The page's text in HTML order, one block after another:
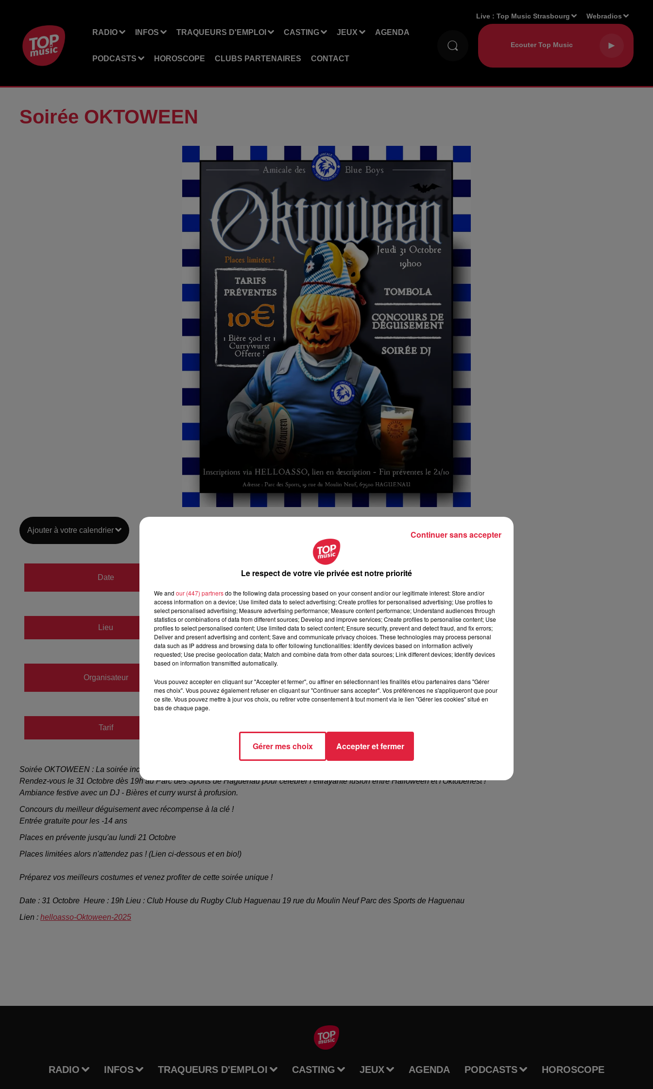
RADIO INFOS TRAQUEURS D'EMPLOI CASTING JEUX AGENDA
PODCASTS HOROSCOPE CLUBS PARTENAIRES CONTACT
Live :Top Music Strasbourg Webradios
Soirée OKTOWEEN
Ajouter à votre calendrier
Date
31 octobre 2024 à 19h00
Lieu
Club House du Rugby Club Haguenau - 19 rue du Moulin Neuf - Parc des Sports
67500 Haguenau
Organisateur
RUGBY CLUB HAGUENAU
https://www.facebook.com/profile.php?id=61565062372901
Tarif
Soirée OKTOWEEN : La soirée incontournable revient !
Rendez-vous le 31 Octobre dès 19h au Parc des Sports de Haguenau pour célébrer l’effrayante fusion entre Halloween et l'Oktoberfest !
Ambiance festive avec un DJ - Bières et curry wurst à profusion.
Concours du meilleur déguisement avec récompense à la clé !
Entrée gratuite pour les -14 ans
Places en prévente jusqu'au lundi 21 Octobre
Places limitées alors n'attendez pas ! (Lien ci-dessous et en bio!)
Préparez vos meilleurs costumes et venez profiter de cette soirée unique !
Date : 31 Octobre Heure : 19h Lieu : Club House du Rugby Club Haguenau 19 rue du Moulin Neuf Parc des Sports de Haguenau
Lien : helloasso-Oktoween-2025
RADIO INFOS TRAQUEURS D'EMPLOI CASTING JEUX AGENDA PODCASTS HOROSCOPE
Le respect de votre vie privée est notre priorité
We and our (447) partnersdo the following data processing based on your consent and/or our legitimate interest: Store and/or
access information on a device; Use limited data to select advertising; Create profiles for personalised advertising; Use profiles to
select personalised advertising; Measure advertising performance; Measure content performance; Understand audiences through
statistics or combinations of data from different sources; Develop and improve services; Create profiles to personalise content; Use
profiles to select personalised content; Use limited data to select content; Ensure security, prevent and detect fraud, and fix errors;
Deliver and present advertising and content; Save and communicate privacy choices. These technologies may process personal
data such as IP address and browsing data to offer following functionalities: Identify devices based on information actively
requested; Use precise geolocation data; Match and combine data from other data sources; Link different devices; Identify devices
based on information transmitted automatically.
Vous pouvez accepter en cliquant sur "Accepter et fermer", ou affiner en sélectionnant les finalités et/ou partenaires dans "Gérer
mes choix". Vous pouvez également refuser en cliquant sur "Continuer sans accepter". Vos préférences ne s'appliqueront que pour
ce site. Vous pouvez mettre à jour vos choix, ou retirer votre consentement à tout moment via le lien "Gérer les cookies" situé en
bas de chaque page.
Gérer mes choix Accepter et fermer
Continuer sans accepter